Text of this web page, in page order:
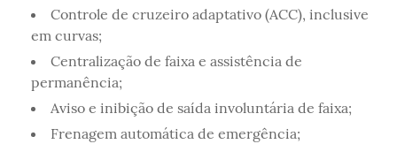
Controle de cruzeiro adaptativo (ACC), inclusive
em curvas;
Centralização de faixa e assistência de
permanência;
Aviso e inibição de saída involuntária de faixa;
Frenagem automática de emergência;